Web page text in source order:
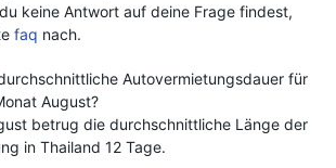
keine Antwort auf deine Frage findest,
faq nach.
Autovermietungsdauer für
August?
betrug die durchschnittliche Länge der
in Thailand 12 Tage.